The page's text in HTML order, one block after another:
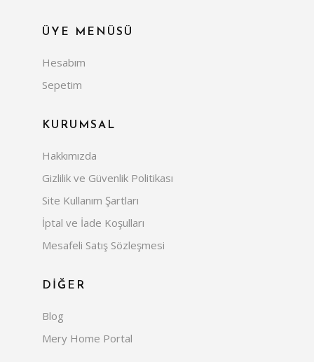
ÜYE MENÜSÜ
Hesabım
Sepetim
KURUMSAL
Hakkımızda
Gizlilik ve Güvenlik Politikası
Site Kullanım Şartları
İptal ve İade Koşulları
Mesafeli Satış Sözleşmesi
DİĞER
Blog
Mery Home Portal